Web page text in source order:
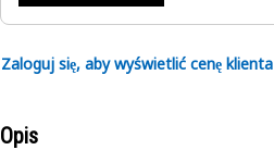
Zaloguj się, aby wyświetlić cenę klienta
Opis